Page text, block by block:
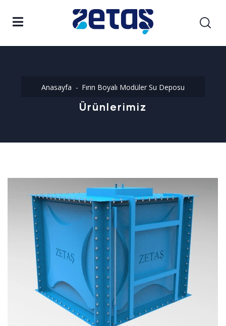
Anasayfa Fırın Boyalı Modüler Su Deposu
Ürünlerimiz